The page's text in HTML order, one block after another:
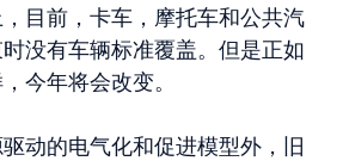
目前，卡车，摩托车和公共汽
没有车辆标准覆盖。但是正如
今年将会改变。
动的电气化和促进模型外，旧